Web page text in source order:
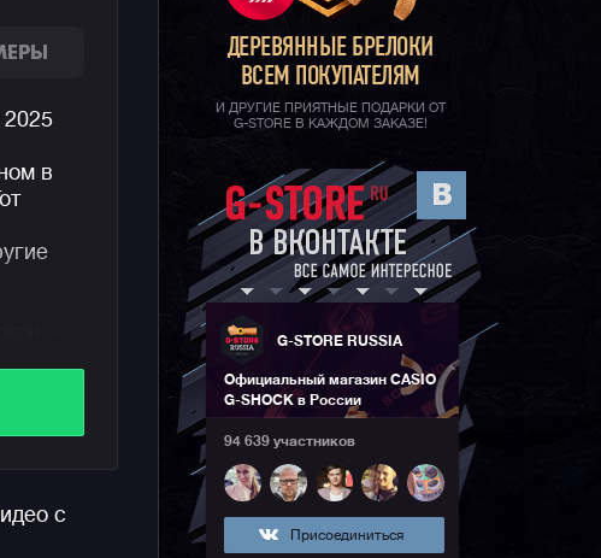
в
с
ДЕРЕВЯННЫЕ БРЕЛОКИ
ВСЕМ ПОКУПАТЕЛЯМ
И ДРУГИЕ ПРИЯТНЫЕ ПОДАРКИ ОТ
G-STORE В КАЖДОМ ЗАКАЗЕ!
G-STORE RUSSIA
Официальный магазин CASIO
G-SHOCK в России
94 639 участников
Присоединиться